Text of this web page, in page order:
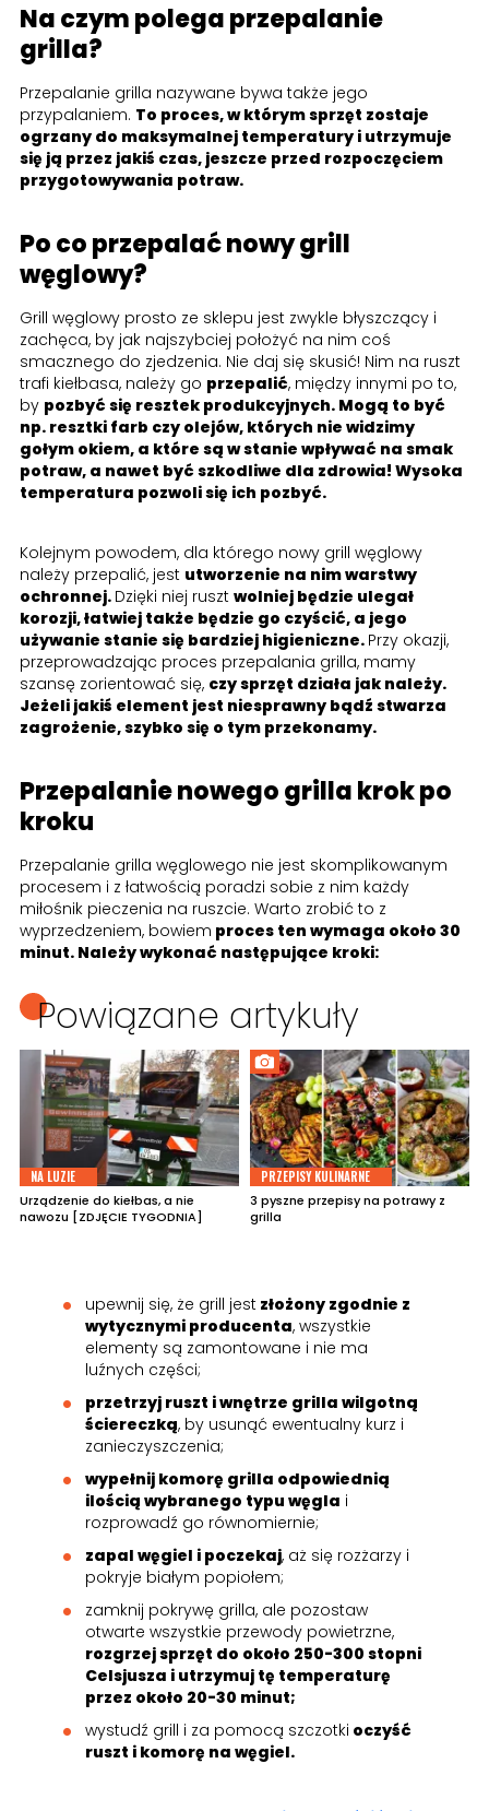
Na czym polega przepalanie
grilla?
Przepalanie grilla nazywane bywa także jego
przypalaniem. To proces, w którym sprzęt zostaje
ogrzany do maksymalnej temperatury i utrzymuje
się ją przez jakiś czas, jeszcze przed rozpoczęciem
przygotowywania potraw.
Po co przepalać nowy grill
węglowy?
Grill węglowy prosto ze sklepu jest zwykle błyszczący i
zachęca, by jak najszybciej położyć na nim coś
smacznego do zjedzenia. Nie daj się skusić! Nim na ruszt
trafi kiełbasa, należy go przepalić, między innymi po to,
by pozbyć się resztek produkcyjnych. Mogą to być
np. resztki farb czy olejów, których nie widzimy
gołym okiem, a które są w stanie wpływać na smak
potraw, a nawet być szkodliwe dla zdrowia! Wysoka
temperatura pozwoli się ich pozbyć.
Kolejnym powodem, dla którego nowy grill węglowy
należy przepalić, jest utworzenie na nim warstwy
ochronnej. Dzięki niej ruszt wolniej będzie ulegał
korozji, łatwiej także będzie go czyścić, a jego
używanie stanie się bardziej higieniczne. Przy okazji,
przeprowadzając proces przepalania grilla, mamy
szansę zorientować się, czy sprzęt działa jak należy.
Jeżeli jakiś element jest niesprawny bądź stwarza
zagrożenie, szybko się o tym przekonamy.
Przepalanie nowego grilla krok po
kroku
Przepalanie grilla węglowego nie jest skomplikowanym
procesem i z łatwością poradzi sobie z nim każdy
miłośnik pieczenia na ruszcie. Warto zrobić to z
wyprzedzeniem, bowiem proces ten wymaga około 30
minut. Należy wykonać następujące kroki:
Powiązane artykuły
NA LUZIE
Urządzenie do kiełbas, a nie
nawozu [ZDJĘCIE TYGODNIA]
PRZEPISY KULINARNE
3 pyszne przepisy na potrawy z
grilla
upewnij się, że grill jest złożony zgodnie z
wytycznymi producenta, wszystkie
elementy są zamontowane i nie ma
luźnych części;
przetrzyj ruszt i wnętrze grilla wilgotną
ściereczką, by usunąć ewentualny kurz i
zanieczyszczenia;
wypełnij komorę grilla odpowiednią
ilością wybranego typu węgla i
rozprowadź go równomiernie;
zapal węgiel i poczekaj, aż się rozżarzy i
pokryje białym popiołem;
zamknij pokrywę grilla, ale pozostaw
otwarte wszystkie przewody powietrzne,
rozgrzej sprzęt do około 250-300 stopni
Celsjusza i utrzymuj tę temperaturę
przez około 20-30 minut;
wystudź grill i za pomocą szczotki oczyść
ruszt i komorę na węgiel.